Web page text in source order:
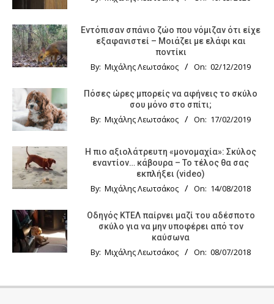
Εντόπισαν σπάνιο ζώο που νόμιζαν ότι είχε
εξαφανιστεί – Μοιάζει με ελάφι και
ποντίκι
By: Μιχάλης Λεωτσάκος On: 02/12/2019
Πόσες ώρες μπορείς να αφήνεις το σκύλο
σου μόνο στο σπίτι;
By: Μιχάλης Λεωτσάκος On: 17/02/2019
Η πιο αξιολάτρευτη «μονομαχία»: Σκύλος
εναντίον… κάβουρα – Το τέλος θα σας
εκπλήξει (video)
By: Μιχάλης Λεωτσάκος On: 14/08/2018
Οδηγός KTΕΛ παίρνει μαζί του αδέσποτο
σκύλο για να μην υποφέρει από τον
καύσωνα
By: Μιχάλης Λεωτσάκος On: 08/07/2018